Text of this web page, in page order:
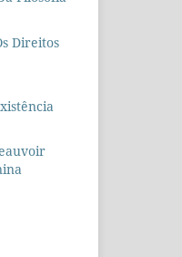
Direitos